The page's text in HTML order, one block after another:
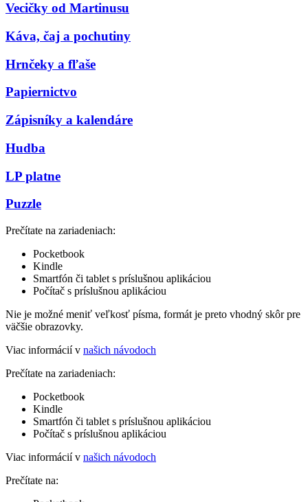
Vecičky od Martinusu
Káva, čaj a pochutiny
Hrnčeky a fľaše
Papiernictvo
Zápisníky a kalendáre
Hudba
LP platne
Puzzle
Prečítate na zariadeniach:
Pocketbook
Kindle
Smartfón či tablet s príslušnou aplikáciou
Počítač s príslušnou aplikáciou
Nie je možné meniť veľkosť písma, formát je preto vhodný skôr pre
väčšie obrazovky.
Viac informácií v našich návodoch
Prečítate na zariadeniach:
Pocketbook
Kindle
Smartfón či tablet s príslušnou aplikáciou
Počítač s príslušnou aplikáciou
Viac informácií v našich návodoch
Prečítate na: